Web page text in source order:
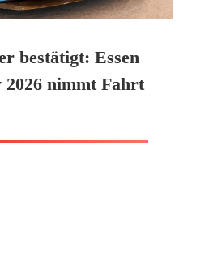
bestätigt: Essen
2026 nimmt Fahrt